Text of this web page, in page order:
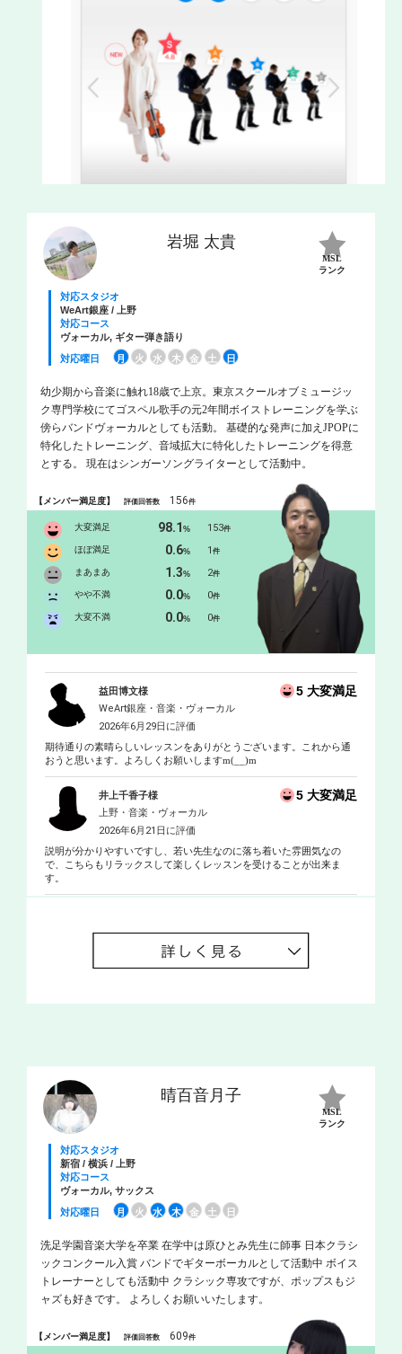
岩堀 太貴
MSL
ランク
対応スタジオ
WeArt銀座 / 上野
対応コース
ヴォーカル, ギター弾き語り
対応曜日
月 火 水 木 金 土 日
幼少期から音楽に触れ18歳で上京。東京スクールオブミュージッ
ク専門学校にてゴスペル歌手の元2年間ボイストレーニングを学ぶ
傍らバンドヴォーカルとしても活動。 基礎的な発声に加えJPOPに
特化したトレーニング、音域拡大に特化したトレーニングを得意
とする。 現在はシンガーソングライターとして活動中。
【メンバー満足度】評価回答数 156件
大変満足 98.1% 153件
ほぼ満足 0.6% 1件
まあまあ 1.3% 2件
やや不満 0.0% 0件
大変不満 0.0% 0件
益田博文様 5 大変満足
WeArt銀座・音楽・ヴォーカル
2026年6月29日に評価
期待通りの素晴らしいレッスンをありがとうございます。これから通
おうと思います。よろしくお願いしますm(__)m
井上千香子様 5 大変満足
上野・音楽・ヴォーカル
2026年6月21日に評価
説明が分かりやすいですし、若い先生なのに落ち着いた雰囲気なの
で、こちらもリラックスして楽しくレッスンを受けることが出来ま
す。
晴百音月子
MSL
ランク
対応スタジオ
新宿 / 横浜 / 上野
対応コース
ヴォーカル, サックス
対応曜日
月 火 水 木 金 土 日
洗足学園音楽大学を卒業 在学中は原ひとみ先生に師事 日本クラシ
ックコンクール入賞 バンドでギターボーカルとして活動中 ボイス
トレーナーとしても活動中 クラシック専攻ですが、ポップスもジ
ャズも好きです。 よろしくお願いいたします。
【メンバー満足度】評価回答数 609件